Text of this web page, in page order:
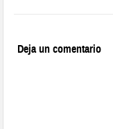
Deja un comentario